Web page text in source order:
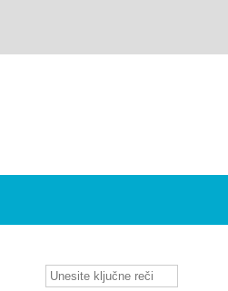
Unesite ključne reči